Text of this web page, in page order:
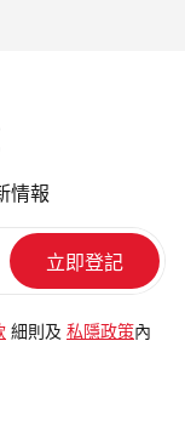
情報
細則及 私隱政策 內